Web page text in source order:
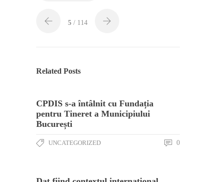
5 / 114
Related Posts
CPDIS s-a întâlnit cu Fundația
pentru Tineret a Municipiului
București
UNCATEGORIZED 0